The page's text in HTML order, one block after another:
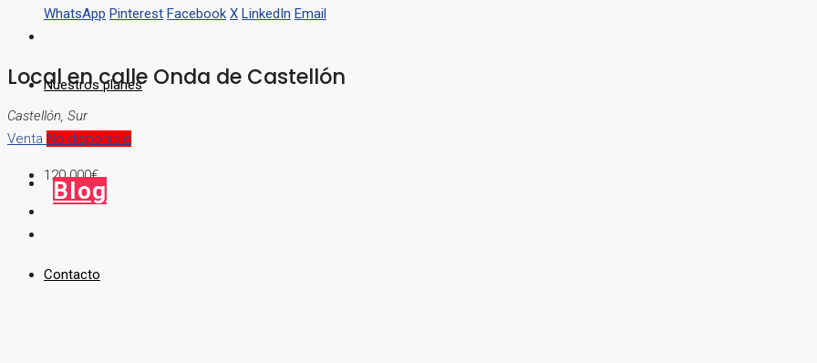
Nuestros planes
Blog
Contacto
WhatsApp Pinterest Facebook X LinkedIn Email
Local en calle Onda de Castellón
Castellón, Sur
Venta No disponible
120.000€